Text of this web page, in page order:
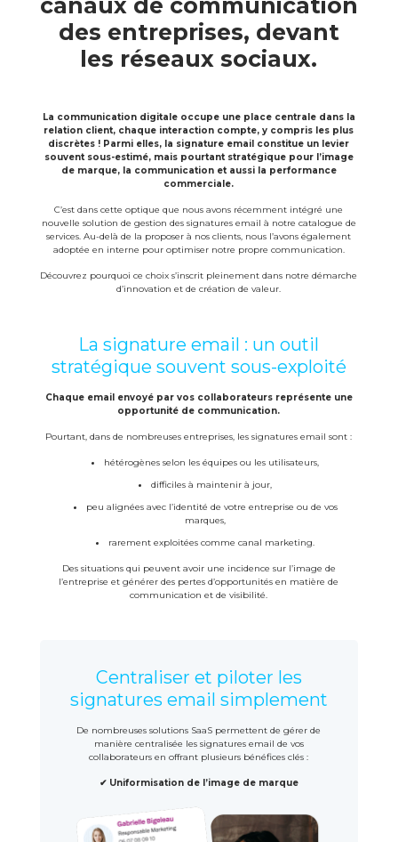
canaux de communication
des entreprises, devant
les réseaux sociaux.
La communication digitale occupe une place centrale dans la
relation client, chaque interaction compte, y compris les plus
discrètes ! Parmi elles, la signature email constitue un levier
souvent sous-estimé, mais pourtant stratégique pour l’image
de marque, la communication et aussi la performance
commerciale.
C’est dans cette optique que nous avons récemment intégré une
nouvelle solution de gestion des signatures email à notre catalogue de
services. Au-delà de la proposer à nos clients, nous l’avons également
adoptée en interne pour optimiser notre propre communication.
Découvrez pourquoi ce choix s’inscrit pleinement dans notre démarche
d’innovation et de création de valeur.
La signature email : un outil
stratégique souvent sous-exploité
Chaque email envoyé par vos collaborateurs représente une
opportunité de communication.
Pourtant, dans de nombreuses entreprises, les signatures email sont :
hétérogènes selon les équipes ou les utilisateurs,
difficiles à maintenir à jour,
peu alignées avec l’identité de votre entreprise ou de vos
marques,
rarement exploitées comme canal marketing.
Des situations qui peuvent avoir une incidence sur l’image de
l’entreprise et générer des pertes d’opportunités en matière de
communication et de visibilité.
Centraliser et piloter les
signatures email simplement
De nombreuses solutions SaaS permettent de gérer de
manière centralisée les signatures email de vos
collaborateurs en offrant plusieurs bénéfices clés :
✔ Uniformisation de l’image de marque